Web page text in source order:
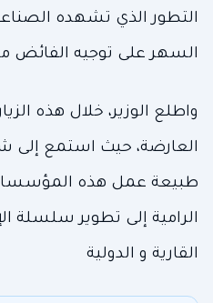
التطور الذي تشهده الصناعة
السهر على توجيه الفائض
واطلع الوزير، خلال هذه
العارضة، حيث استمع إلى
طبيعة عمل هذه
الرامية إلى تطوير سلسلة
القارية و الدولية